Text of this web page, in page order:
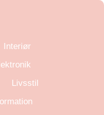
Interiør
Livsstil